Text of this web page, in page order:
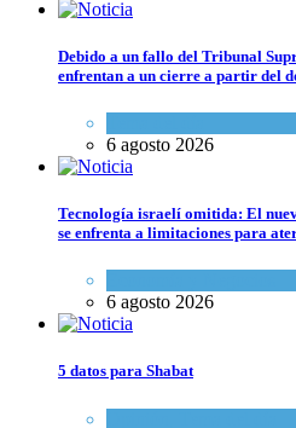
Debido a un fallo del Tribunal
enfrentan a un cierre a partir del
6 agosto 2026
Tecnología israelí omitida: El
se enfrenta a limitaciones para
6 agosto 2026
5 datos para Shabat